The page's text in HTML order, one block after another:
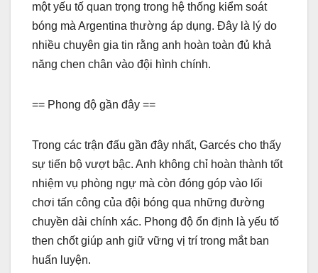
một yếu tố quan trọng trong hệ thống kiểm soát
bóng mà Argentina thường áp dụng. Đây là lý do
nhiều chuyên gia tin rằng anh hoàn toàn đủ khả
năng chen chân vào đội hình chính.
== Phong độ gần đây ==
Trong các trận đấu gần đây nhất, Garcés cho thấy
sự tiến bộ vượt bậc. Anh không chỉ hoàn thành tốt
nhiệm vụ phòng ngự mà còn đóng góp vào lối
chơi tấn công của đội bóng qua những đường
chuyền dài chính xác. Phong độ ổn định là yếu tố
then chốt giúp anh giữ vững vị trí trong mắt ban
huấn luyện.